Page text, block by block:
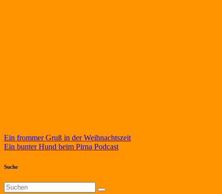
Beitragsnavigation
Ein frommer Gruß in der Weihnachtszeit
Ein bunter Hund beim Pirna Podcast
Suche